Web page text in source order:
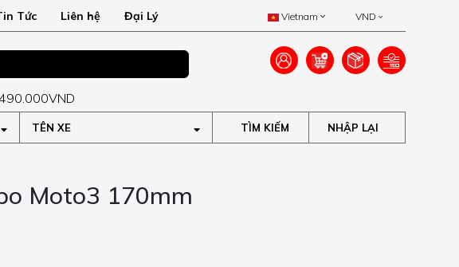
Tức Liên hệ Đại Lý Vietnam VND
TÊN XE TÌM KIẾM
Moto3 170mm